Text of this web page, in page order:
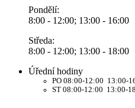
Pondělí:
8:00 - 12:00; 13:00 - 16:00
Středa:
8:00 - 12:00; 13:00 - 18:00
Úřední hodiny
PO 08:00-12:00 13:00-
ST 08:00-12:00 13:00-